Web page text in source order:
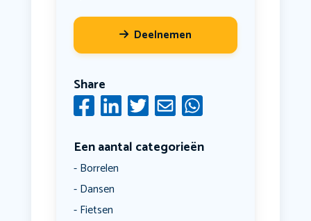
Deelnemen
Share
Een aantal categorieën
Borrelen
Dansen
Fietsen